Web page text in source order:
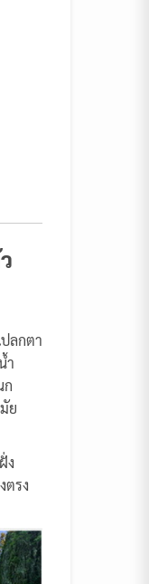
ลกตา
ำ
ก
ย
ง
ตรง